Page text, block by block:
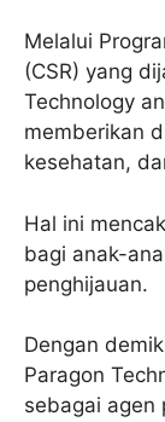
Melalui
(CSR) yang
Technology
memberikan
kesehatan,
Hal ini
bagi anak-
penghijauan.
Dengan
Paragon
sebagai agen